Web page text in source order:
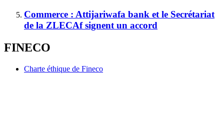
Commerce : Attijariwafa bank et le Secrétariat
de la ZLECAf signent un accord
FINECO
Charte éthique de Fineco